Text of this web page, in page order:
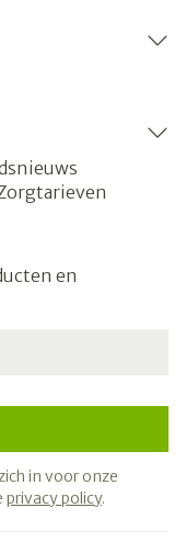
en
in voor onze
privacy policy.